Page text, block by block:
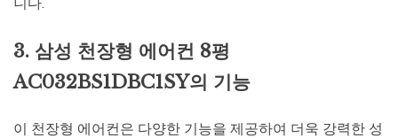
3. 삼성 천장형 에어컨 8평
AC032BS1DBC1SY의 기능
이 천장형 에어컨은 다양한 기능을 제공하여 더욱 강력한 성